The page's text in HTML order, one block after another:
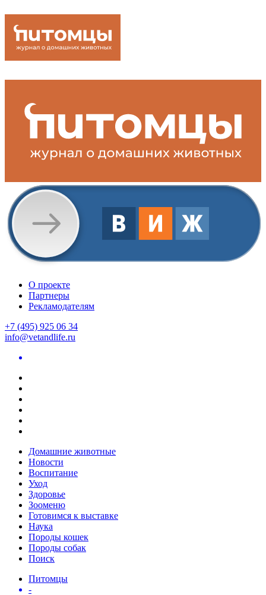
О проекте
Партнеры
Рекламодателям
+7 (495) 925 06 34
info@vetandlife.ru
Домашние животные
Новости
Воспитание
Уход
Здоровье
Зооменю
Готовимся к выставке
Наука
Породы кошек
Породы собак
Поиск
Питомцы
-